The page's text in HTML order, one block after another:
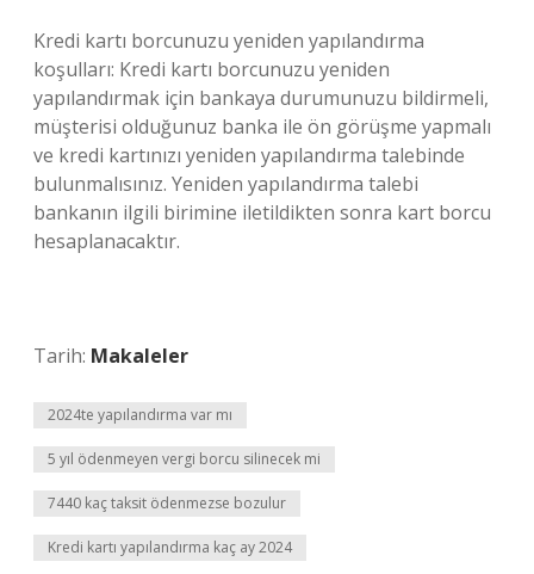
Kredi kartı borcunuzu yeniden yapılandırma
koşulları: Kredi kartı borcunuzu yeniden
yapılandırmak için bankaya durumunuzu bildirmeli,
müşterisi olduğunuz banka ile ön görüşme yapmalı
ve kredi kartınızı yeniden yapılandırma talebinde
bulunmalısınız. Yeniden yapılandırma talebi
bankanın ilgili birimine iletildikten sonra kart borcu
hesaplanacaktır.
Tarih: Makaleler
2024te yapılandırma var mı
5 yıl ödenmeyen vergi borcu silinecek mi
7440 kaç taksit ödenmezse bozulur
Kredi kartı yapılandırma kaç ay 2024